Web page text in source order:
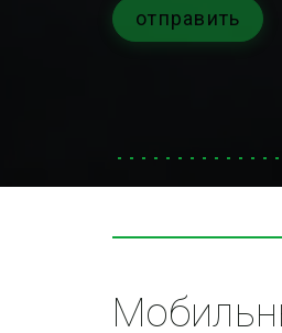
отправить